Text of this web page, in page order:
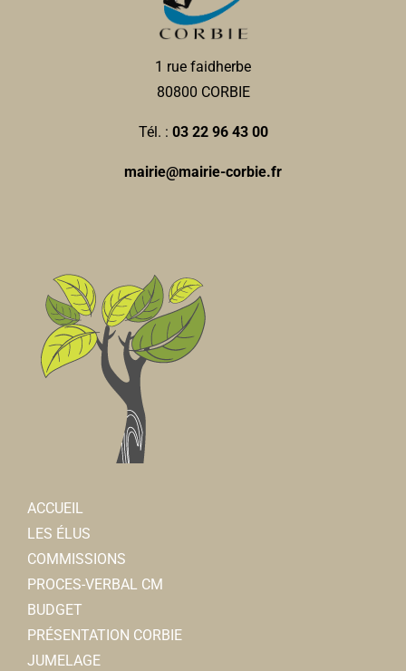
1 rue faidherbe
80800 CORBIE
Tél. : 03 22 96 43 00
mairie@mairie-corbie.fr
ACCUEIL
LES ÉLUS
COMMISSIONS
PROCES-VERBAL CM
BUDGET
PRÉSENTATION CORBIE
JUMELAGE